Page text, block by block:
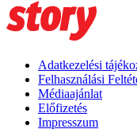
Adatkezelési
Felhasználási
Médiaajánlat
Előfizetés
Impresszum